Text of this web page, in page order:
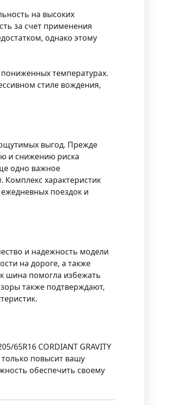
на высоких
за счет применения
однако этому
температурах.
стиле вождения,
выгод. Прежде
и снижению риска
одно важное
характеристик
поездок и
и надежность модели
на дороге, а также
шина помогла избежать
также подтверждают,
65R16 CORDIANT GRAVITY
повысит вашу
обеспечить своему